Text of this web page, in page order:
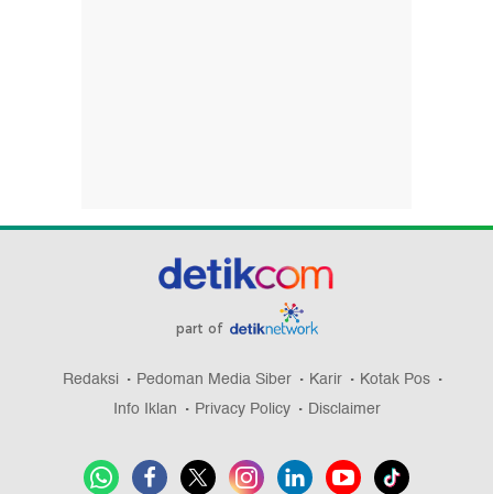
part of
Redaksi Pedoman Media Siber Karir
Kotak Pos
Info Iklan
Privacy Policy Disclaimer